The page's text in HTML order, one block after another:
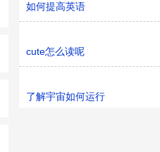
如何提高英语
cute怎么读呢
了解宇宙如何运行